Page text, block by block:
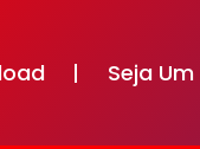
Seja